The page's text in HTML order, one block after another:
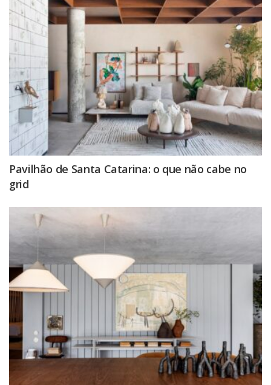
Pavilhão de Santa Catarina: o que não cabe no
grid